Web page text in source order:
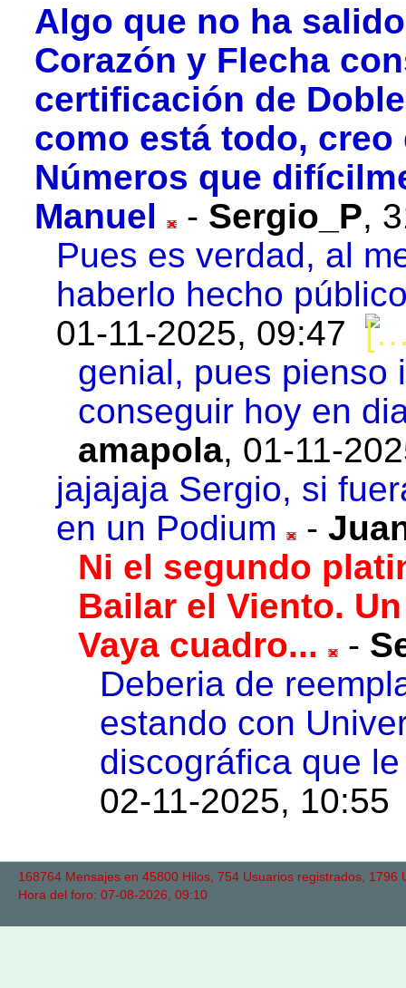
Algo que no ha
Corazón y Flecha
certificación de
como está todo,
Números que
Manuel
- Sergio_P,
Pues es verdad, al
haberlo hecho
01-11-2025, 09:47
genial, pues pienso
conseguir hoy en
amapola, 01-11-
jajajaja Sergio, si
en un Podium
-
Ni el segundo
Bailar el Viento.
Vaya cuadro...
-
Deberia de
estando con
discográfica que
02-11-2025, 10:55
168764 Mensajes en 45800 Hilos, 754 Usuarios registrados,
Hora del foro: 07-08-2026, 09:10